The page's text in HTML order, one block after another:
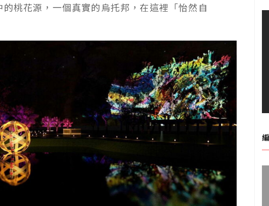
桃花源，一個真實的烏托邦，在這裡「怡然自